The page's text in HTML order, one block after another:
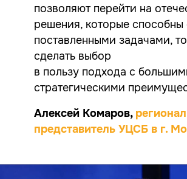
позволяют перейти на
решения, которые способны
поставленными задачами,
сделать выбор
в пользу подхода с
стратегическими
Алексей Комаров,
представитель УЦСБ в г.